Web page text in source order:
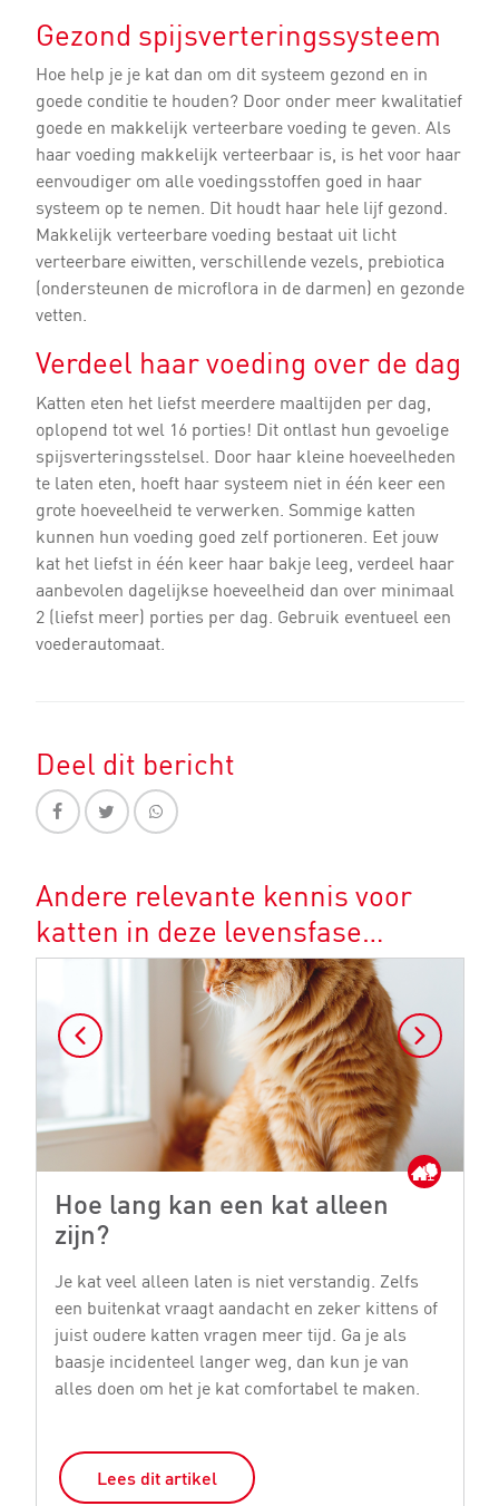
Gezond spijsverteringssysteem
Hoe help je je kat dan om dit systeem gezond en in
goede conditie te houden? Door onder meer kwalitatief
goede en makkelijk verteerbare voeding te geven. Als
haar voeding makkelijk verteerbaar is, is het voor haar
eenvoudiger om alle voedingsstoffen goed in haar
systeem op te nemen. Dit houdt haar hele lijf gezond.
Makkelijk verteerbare voeding bestaat uit licht
verteerbare eiwitten, verschillende vezels, prebiotica
(ondersteunen de microflora in de darmen) en gezonde
vetten.
Verdeel haar voeding over de dag
Katten eten het liefst meerdere maaltijden per dag,
oplopend tot wel 16 porties! Dit ontlast hun gevoelige
spijsverteringsstelsel. Door haar kleine hoeveelheden
te laten eten, hoeft haar systeem niet in één keer een
grote hoeveelheid te verwerken. Sommige katten
kunnen hun voeding goed zelf portioneren. Eet jouw
kat het liefst in één keer haar bakje leeg, verdeel haar
aanbevolen dagelijkse hoeveelheid dan over minimaal
2 (liefst meer) porties per dag. Gebruik eventueel een
voederautomaat.
Deel dit bericht
Andere relevante kennis voor
katten in deze levensfase…
Hoe lang kan een kat alleen
zijn?
Je kat veel alleen laten is niet verstandig. Zelfs
een buitenkat vraagt aandacht en zeker kittens of
juist oudere katten vragen meer tijd. Ga je als
baasje incidenteel langer weg, dan kun je van
alles doen om het je kat comfortabel te maken.
Lees dit artikel